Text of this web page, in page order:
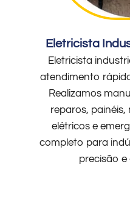
Eletricista
Eletricista
atendimento
Realizamos
reparos,
elétricos e
completo para
precisão e